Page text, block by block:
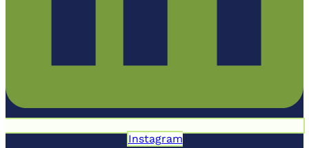
Instagram